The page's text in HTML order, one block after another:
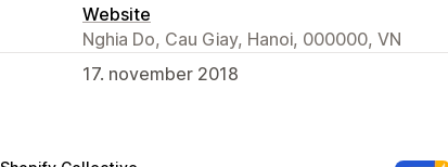
Website
Nghia Do, Cau Giay, Hanoi, 000000, VN
17. november 2018